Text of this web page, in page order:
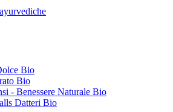
Bio
Bio
- Benessere Naturale Bio
Datteri Bio